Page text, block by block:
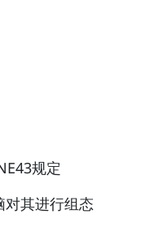
规定
对其进行组态